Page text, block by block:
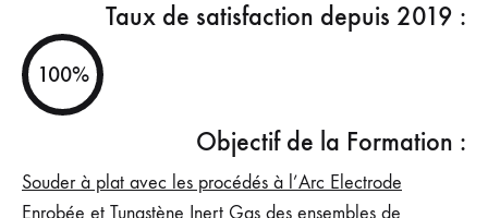
Taux de satisfaction depuis 2019 :
100%
Objectif de la Formation :
Souder à plat avec les procédés à l’Arc Electrode
Enrobée et Tungstène Inert Gas des ensembles de